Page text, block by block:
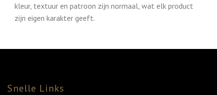
kleur, textuur en patroon zijn normaal, wat elk product
zijn eigen karakter geeft.
Snelle Links